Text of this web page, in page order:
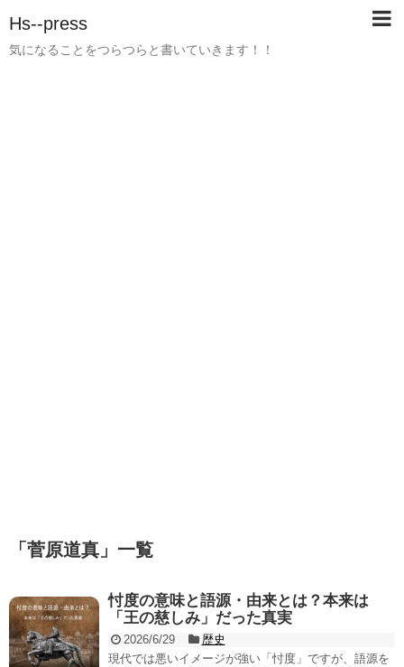
Hs--press
気になることをつらつらと書いていきます！！
「 菅原道真 」 一覧
忖度の意味と語源・由来とは？本来は
「王の慈しみ」だった真実
2026/6/29
歴史
現代では悪いイメージが強い「忖度」ですが、語源を